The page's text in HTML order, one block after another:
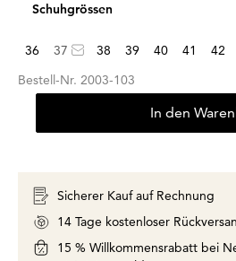
Schuhgrössen
36 37 38 39 40 41
42
Bestell-Nr. 2003-103
In den
Sicherer Kauf auf Rechnung
14 Tage kostenloser
15 % Willkommensrabatt bei